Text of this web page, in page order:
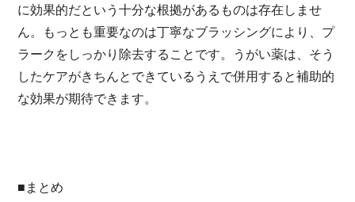
に効果的だという十分な根拠があるものは存在しませ
ん。もっとも重要なのは丁寧なブラッシングにより、プ
ラークをしっかり除去することです。うがい薬は、そう
したケアがきちんとできているうえで併用すると補助的
な効果が期待できます。
■まとめ